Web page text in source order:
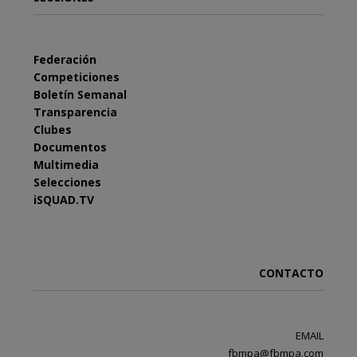
Federación
Competiciones
Boletín Semanal
Transparencia
Clubes
Documentos
Multimedia
Selecciones
iSQUAD.TV
CONTACTO
EMAIL
fbmpa@fbmpa.com